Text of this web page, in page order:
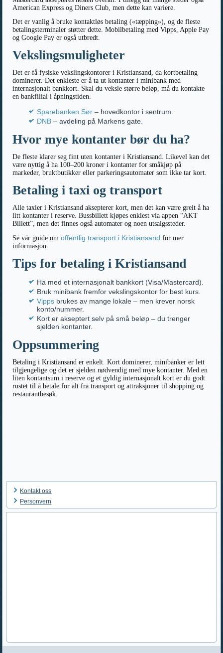
American Express og Diners Club, men dette kan variere.
Det er vanlig å bruke kontaktløs betaling («tæpping»), og de fleste
betalingsterminaler støtter dette. Mobilbetaling med Vipps, Apple Pay
og Google Pay er også utbredt.
Vekslingsmuligheter
Det er få fysiske vekslingskontorer i Kristiansand, da kortbetaling
dominerer. Det enkleste er å ta ut kontanter i minibank med
internasjonalt bankkort. Skal du veksle større beløp, må du kontakte
en bankfilial i åpningstiden.
Sparebanken Sør – hovedkontor i sentrum.
DNB – avdeling på Markens gate.
Hvor mye kontanter bør du ha?
De fleste klarer seg fint uten kontanter i Kristiansand. Likevel kan det
være nyttig å ha 100–200 kroner i kontanter for småkjøp på
markeder, bruktbutikker eller parkeringsautomater som ikke tar kort.
Betaling i taxi og transport
Alle taxier i Kristiansand aksepterer kort, men det kan være greit å ha
litt kontanter i reserve. Bussbillett kjøpes enklest via appen “AKT
Billett”, men det finnes også automater og noen utsalgssteder.
Se vår guide omoffentlig transport i Kristiansand for mer
informasjon.
Tips for betaling i Kristiansand
Ha med et internasjonalt bankkort (Visa/Mastercard).
Bruk minibank fremfor vekslingskontor for best kurs.
Vipps brukes av mange lokale – men krever norsk
konto/nummer.
Kort er akseptert selv på små beløp – du trenger
sjelden kontanter.
Oppsummering
Betaling i Kristiansand er enkelt. Kort dominerer, minibanker er lett
tilgjengelige og det er sjelden nødvendig med mye kontanter. Med en
liten kontantsum i reserve og et gyldig internasjonalt kort er du godt
rustet til å betale for alt fra transport og attraksjoner til shopping og
restaurantbesøk.
Kontakt oss
Personvern